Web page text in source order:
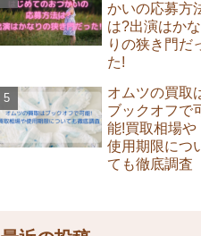
かいの応募方
は?出演はかな
りの狭き門だ
た!
オムツの買取
ブックオフで
能!買取相場や
使用期限につ
ても徹底調査